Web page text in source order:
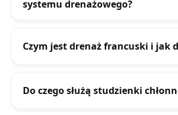
systemu drenażowego?
Czym jest drenaż francuski i jak
Do czego służą studzienki